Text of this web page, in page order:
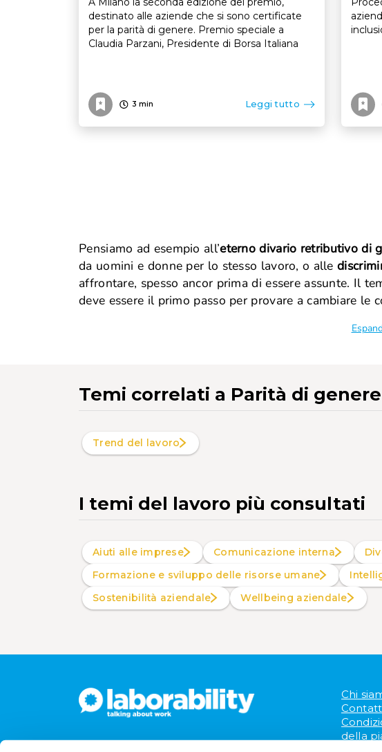
destinato alle aziende che si sono certificate
per la parità di genere. Premio speciale a
Claudia Parzani, Presidente di Borsa Italiana
3 min Leggi tutto
Pensiamo ad esempio all’eterno divario retributivo di
da uomini e donne per lo stesso lavoro, o alle
affrontare, spesso ancor prima di essere assunte. Il
deve essere il primo passo per provare a cambiare le
Temi correlati a Parità di genere
Trend del lavoro
I temi del lavoro più consultati
Aiuti alle imprese Comunicazione interna
Formazione e sviluppo delle risorse umane
Sostenibilità aziendale
Wellbeing aziendale
Chi
della